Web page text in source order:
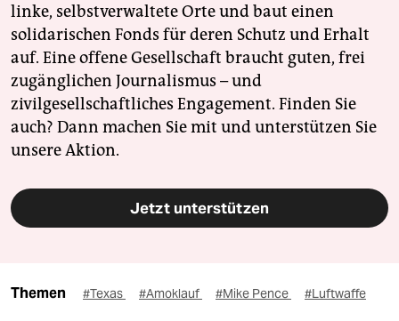
linke, selbstverwaltete Orte und baut einen
solidarischen Fonds für deren Schutz und Erhalt
auf. Eine offene Gesellschaft braucht guten, frei
zugänglichen Journalismus – und
zivilgesellschaftliches Engagement. Finden Sie
auch? Dann machen Sie mit und unterstützen Sie
unsere Aktion.
Jetzt unterstützen
Themen #Texas #Amoklauf #Mike Pence #Luftwaffe